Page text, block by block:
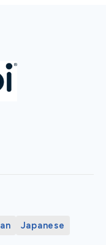
Japanese